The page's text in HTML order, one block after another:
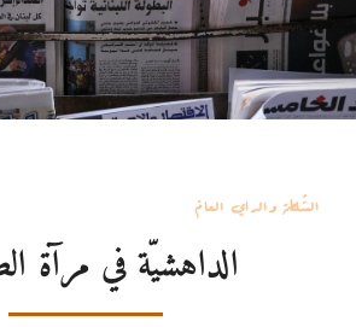
السُّلطة والرأي العامّ
الداهشيّة في مرآة